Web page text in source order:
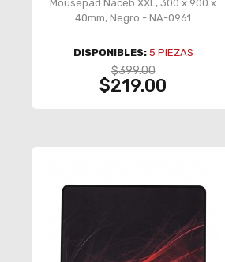
Mousepad Naceb XXL, 300 x 900 x
40mm, Negro - NA-0961
DISPONIBLES: 5 PIEZAS
$399.00
$219.00